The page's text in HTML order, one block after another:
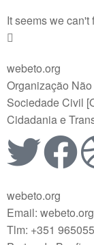
It seems we
webeto.org
Organização
Sociedade Civil
Cidadania e
webeto.org
Email:
Tlm: +351